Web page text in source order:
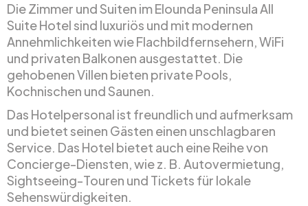
Die Zimmer und Suiten im Elounda Peninsula All
Suite Hotel sind luxuriös und mit modernen
Annehmlichkeiten wie Flachbildfernsehern, WiFi
und privaten Balkonen ausgestattet. Die
gehobenen Villen bieten private Pools,
Kochnischen und Saunen.
Das Hotelpersonal ist freundlich und aufmerksam
und bietet seinen Gästen einen unschlagbaren
Service. Das Hotel bietet auch eine Reihe von
Concierge-Diensten, wie z. B. Autovermietung,
Sightseeing-Touren und Tickets für lokale
Sehenswürdigkeiten.